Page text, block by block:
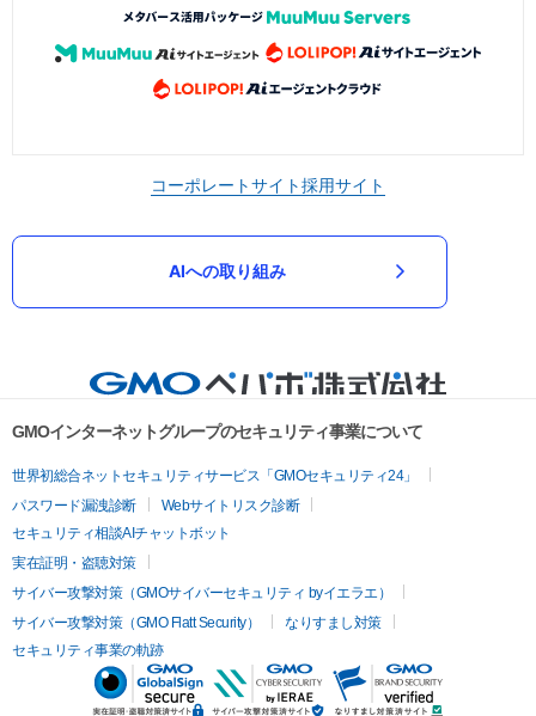
コーポレートサイト採用サイト
AIへの取り組み
GMOインターネットグループのセキュリティ事業について
世界初総合ネットセキュリティサービス「GMOセキュリティ24」
パスワード漏洩診断
Webサイトリスク診断
セキュリティ相談AIチャットボット
実在証明・盗聴対策
サイバー攻撃対策（GMOサイバーセキュリティ byイエラエ）
サイバー攻撃対策（GMO Flatt Security）
なりすまし対策
セキュリティ事業の軌跡